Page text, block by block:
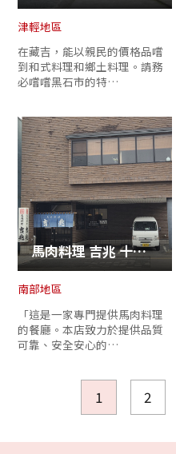
津輕地區
在藏吉，能以親民的價格品嚐
到和式料理和鄉土料理。請務
必嚐嚐黑石市的特…
馬肉料理 吉兆 十和田店
南部地區
「這是一家專門提供馬肉料理
的餐廳。本店致力於提供品質
可靠、安全安心的…
1 2